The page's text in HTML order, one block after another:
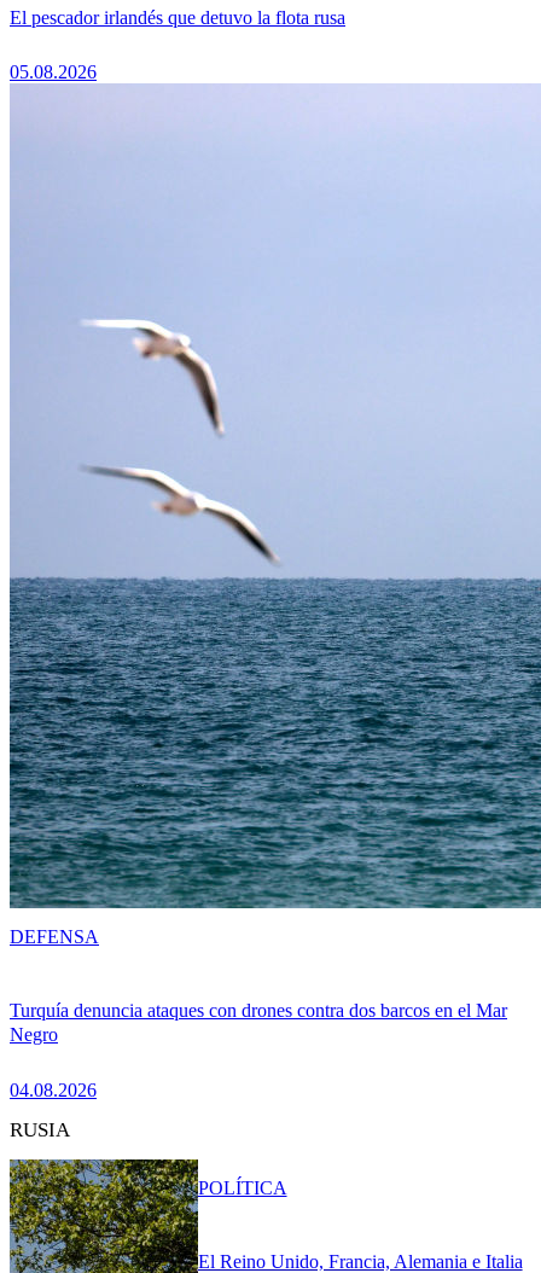
El pescador irlandés que detuvo la flota rusa
05.08.2026
Turquía denuncia ataques con drones contra dos barcos en el Mar
Negro
04.08.2026
DEFENSA
RUSIA
El Reino Unido, Francia, Alemania e Italia
POLÍTICA